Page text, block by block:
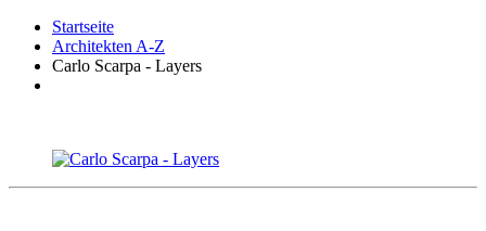
Startseite
Architekten A-Z
Carlo Scarpa - Layers